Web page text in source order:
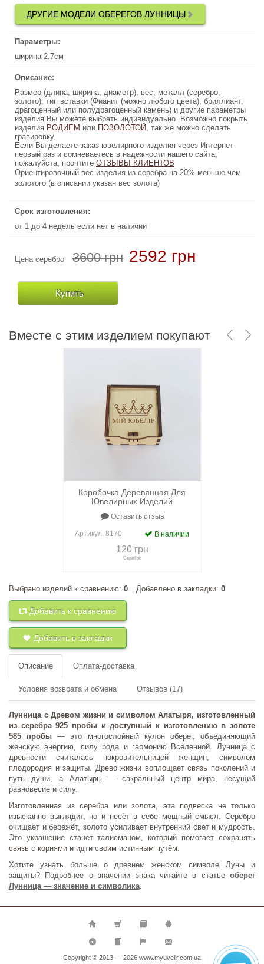
ДРУГИЕ МОДЕЛИ ОБЕРЕГОВ ЛУННИЦЫ
Параметры:
ширина 2.7см
Описание:
Размер (длина, ширина, диаметр), вес, металл (серебро,
золото), тип вставки (Фианит (можно любого цвета), бриллиант,
драгоценный или полудрагоценный камень) и другие параметры
изделия Вы можете выбрать индивидуально. Возможно покрыть
изделия РОДИЕМ или ПОЗОЛОТОЙ, так же можно сделать
гравировку.
Если Вы делаете заказ ювелирного изделия через Интернет
первый раз и сомневаетесь в надежности нашего сайта,
пожалуйста, прочтите ОТЗЫВЫ КЛИЕНТОВ
Ориентировочный вес изделия из серебра на 20% меньше чем
золотого (в описании указан вес золота)
Срок изготовления:
от 1 до 4 недель если нет в наличии
Цена серебро 3600 грн 2592 грн
Купить
ДРУГИЕ МОДЕЛИ ОБЕРЕГОВ ЛУННИЦЫ
Размер (длина, ширина, диаметр), вес, металл (серебро,
золото), тип вставки (Фианит (можно любого цвета), бриллиант,
драгоценный или полудрагоценный камень) и другие параметры
изделия Вы можете выбрать индивидуально. Возможно покрыть
изделия
РОДИЕМ
или
ПОЗОЛОТОЙ
, так же можно сделать
Если Вы делаете заказ ювелирного изделия через Интернет
первый раз и сомневаетесь в надежности нашего сайта,
пожалуйста, прочтите
ОТЗЫВЫ КЛИЕНТОВ
Ориентировочный вес изделия из серебра на 20% меньше чем
золотого (в описании указан вес золота)
от 1 до 4 недель если нет в наличии
51030 грн
Вместе с этим изделием покупают
Коробочка Деревянная Для
Ювелирных Изделий
Оставить отзыв
Артикул: 8170 В наличии
120 грн
Серебро
+к сравнению
Выбрано изделий к сравнению: 0 Добавлено в закладки: 0
Добавить к сравнению
Добавить в закладки
Описание Оплата-доставка
Условия возврата и обмена Отзывов (17)
Лунница с Древом жизни и символом Алатыря, изготовленный
из серебра 925 пробы и доступный к изготовлению в золоте
585 пробы — это многослойный кулон оберег, объединяющий
женскую энергию, силу рода и гармонию Вселенной. Лунница с
древности считалась покровительницей женщин, символом
плодородия и защиты. Древо жизни воплощает связь поколений и
путь души, а Алатырь — сакральный центр мира, несущий
равновесие и силу.
Изготовленная из серебра или золота, эта подвеска не только
изысканно выглядит, но и несёт в себе мощный смысл. Серебро
очищает и бережёт, золото усиливает внутренний свет и мудрость.
Это украшение станет талисманом, который помогает сохранять
связь с корнями и идти своим истинным путём.
Хотите узнать больше о древнем женском символе Луны и
защиты? Подробнее о значении знака читайте в статье оберег
Лунница — значение и символика.
Copyright © 2013 — 2026 www.myuvelir.com.ua